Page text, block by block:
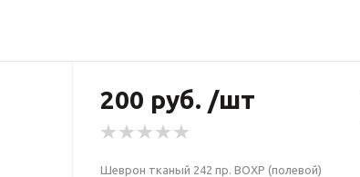
200 руб. /шт
Шеврон тканый 242 пр. ВОХР (полевой)